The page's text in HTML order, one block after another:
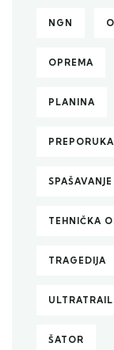
NGN
OPREMA
PLANINA
PREPORUKA
SPAŠAVANJE
TEHNIČKA
TRAGEDIJA
ULTRATRAIL
ŠATOR